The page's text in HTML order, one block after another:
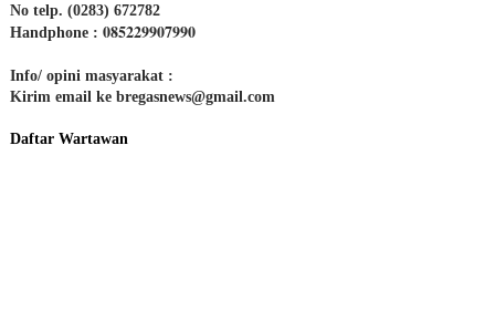
No telp. (0283) 672782
Handphone : 085229907990
Info/ opini masyarakat :
Kirim email ke bregasnews@gmail.com
Daftar Wartawan